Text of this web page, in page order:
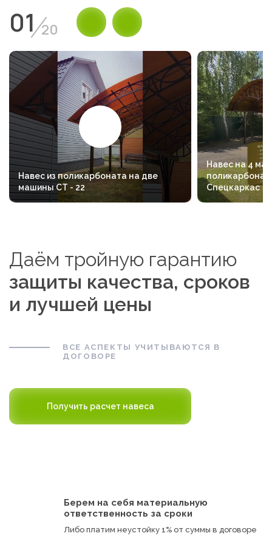
01 20
Навес из поликарбоната на две
машины СТ - 22
Навес на 4
Спецкаркас
Даём тройную гарантию
защиты качества, сроков
и лучшей цены
ВСЕ АСПЕКТЫ УЧИТЫВАЮТСЯ В
ДОГОВОРЕ
Получить расчет навеса
Берем на себя материальную
ответственность за сроки
Либо платим неустойку 1% от суммы в договоре